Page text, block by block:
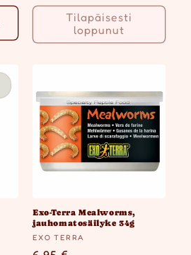
Tilapäisesti
loppunut
Exo-Terra Mealworms,
jauhomatosäilyke 34g
Myyjä:
EXO TERRA